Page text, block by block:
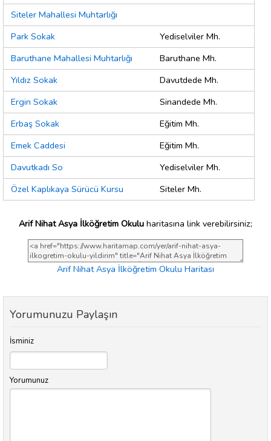
Siteler Mahallesi Muhtarlığı
Park Sokak
Yediselviler Mh.
Baruthane Mahallesi Muhtarlığı
Baruthane Mh.
Yıldız Sokak
Davutdede Mh.
Ergin Sokak
Sinandede Mh.
Erbaş Sokak
Eğitim Mh.
Emek Caddesi
Eğitim Mh.
Davutkadı So
Yediselviler Mh.
Özel Kaplıkaya Sürücü Kursu
Siteler Mh.
Arif Nihat Asya İlköğretim Okulu haritasına link verebilirsiniz;
Arif Nihat Asya İlköğretim Okulu Haritası
Yorumunuzu Paylaşın
İsminiz
Yorumunuz